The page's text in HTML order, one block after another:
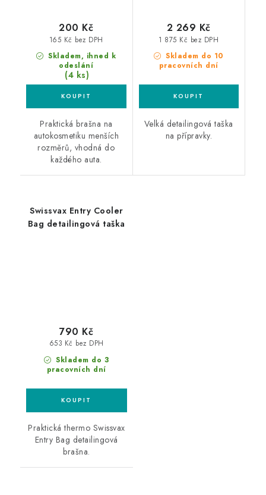
Skladem, ihned k
odeslání
(4 ks)
165 Kč bez DPH
200 Kč
Praktická brašna na
autokosmetiku menších
rozměrů, vhodná do
každého auta.
Skladem do 10
pracovních dní
1 875 Kč bez DPH
2 269 Kč
Velká detailingová taška
na přípravky.
Swissvax Entry Cooler
Bag detailingová taška
Skladem do 3
pracovních dní
653 Kč bez DPH
790 Kč
Praktická thermo Swissvax
Entry Bag detailingová
brašna.